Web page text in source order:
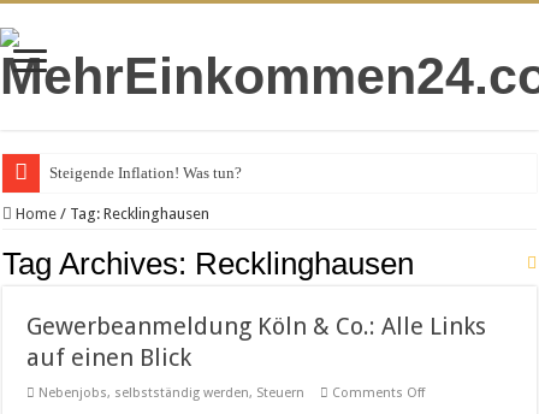
Steigende Inflation! Was tun?
VPS-Hosting für Unternehmen – das spricht dafür
Gold kaufen 2022
Staatsanleihen erklärt
Schuldenuhr in Deutschland – Sie tickt schnell
Leitzins – kurz gesagt
Home / Tag:Recklinghausen
Tag Archives: Recklinghausen
Gewerbeanmeldung Köln & Co.: Alle Links
auf einen Blick
Nebenjobs, selbstständig werden, Steuern Comments Offon